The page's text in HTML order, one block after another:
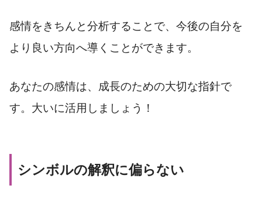
感情をきちんと分析することで、今後の自分を
より良い方向へ導くことができます。
あなたの感情は、成長のための大切な指針で
す。大いに活用しましょう！
シンボルの解釈に偏らない